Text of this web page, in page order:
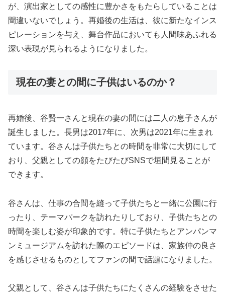
が、演出家としての感性に豊かさをもたらしていることは
間違いないでしょう。再婚後の生活は、彼に新たなインス
ピレーションを与え、舞台作品においても人間味あふれる
深い表現が見られるようになりました。
現在の妻との間に子供はいるのか？
再婚後、谷賢一さんと現在の妻の間には二人の息子さんが
誕生しました。長男は2017年に、次男は2021年に生まれ
ています。谷さんは子供たちとの時間を非常に大切にして
おり、父親としての顔をたびたびSNSで垣間見ることが
できます。
谷さんは、仕事の合間を縫って子供たちと一緒に公園に行
ったり、テーマパークを訪れたりしており、子供たちとの
時間を楽しむ姿が印象的です。特に子供たちとアンパンマ
ンミュージアムを訪れた際のエピソードは、家族仲の良さ
を感じさせるものとしてファンの間で話題になりました。
父親として、谷さんは子供たちにたくさんの経験をさせた